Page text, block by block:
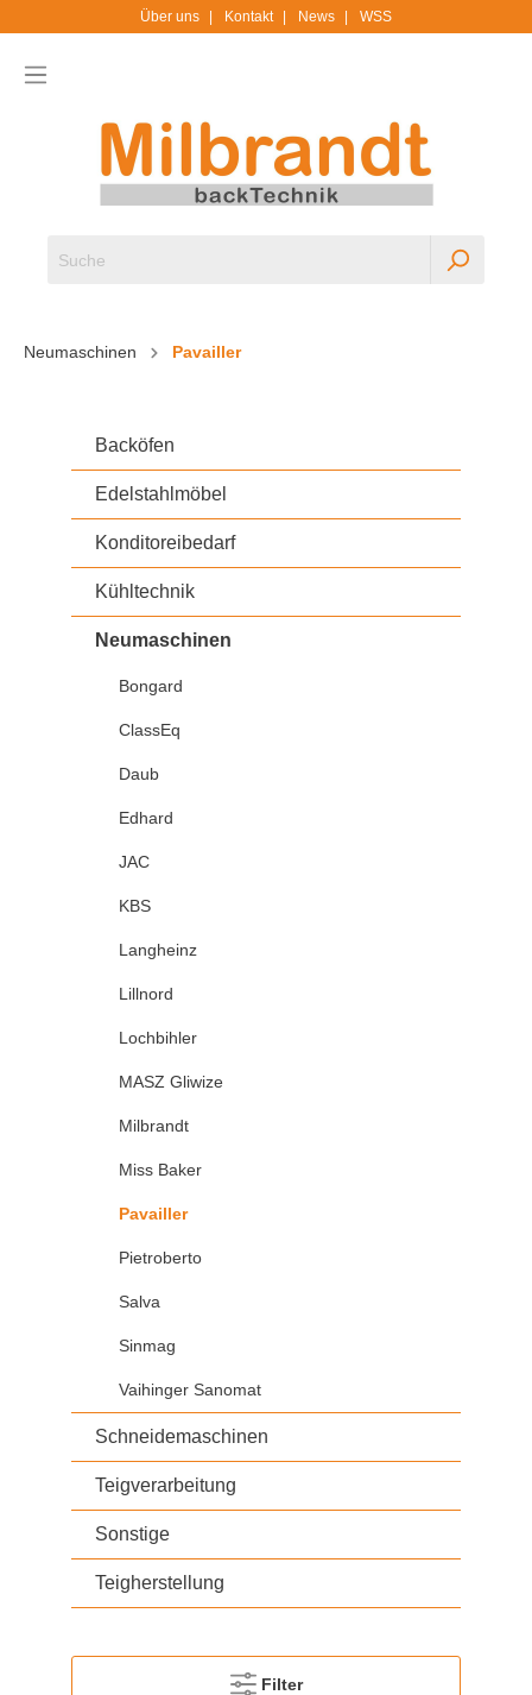
Über uns Kontakt News WSS
Neumaschinen Pavailler
Backöfen
Edelstahlmöbel
Konditoreibedarf
Kühltechnik
Neumaschinen
Bongard
ClassEq
Daub
Edhard
JAC
KBS
Langheinz
Lillnord
Lochbihler
MASZ Gliwize
Milbrandt
Miss Baker
Pavailler
Pietroberto
Salva
Sinmag
Vaihinger Sanomat
Schneidemaschinen
Teigverarbeitung
Sonstige
Teigherstellung
Filter